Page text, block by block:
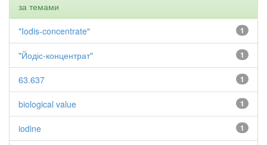
за темами
1
"Iodis-concentrate"
1
"Йодіс-концентрат"
1
63.637
1
biological value
1
iodine